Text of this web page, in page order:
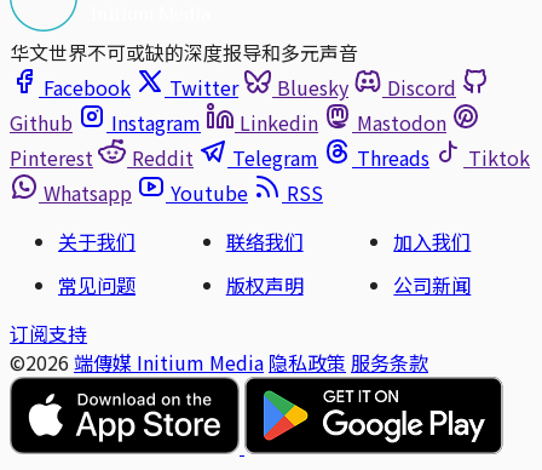
华文世界不可或缺的深度报导和多元声音
Facebook
Twitter Bluesky
Discord
Github
Instagram Linkedin
Mastodon
Pinterest
Reddit Telegram Threads
Tiktok
Whatsapp
Youtube
RSS
关于我们
联络我们
加入我们
常见问题
版权声明
公司新闻
订阅支持
©2026 端傳媒 Initium Media 隐私政策 服务条款